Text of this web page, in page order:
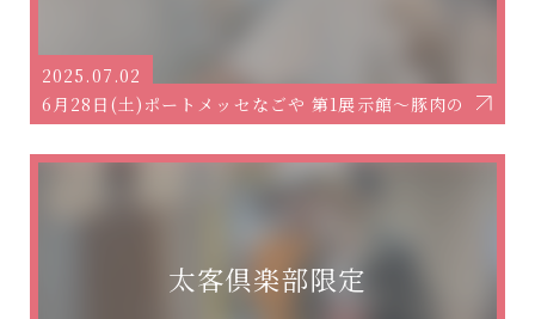
2025.07.02
6月28日(土)ポートメッセなごや 第1展示館～豚肉の角煮と